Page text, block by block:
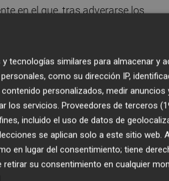
en el que, tras adverarse los
financieras de su actividad
del apoyo financiero
que se produzca el
de Apoyo de solvencia a las
tecnologías similares para almacenar y
como su dirección IP,
personalizados, medir anuncios
los servicios. Proveedores de terceros
incluido el uso de datos de
se aplican solo a este sitio web.
en lugar del consentimiento; tiene
retirar su consentimiento en cualquier